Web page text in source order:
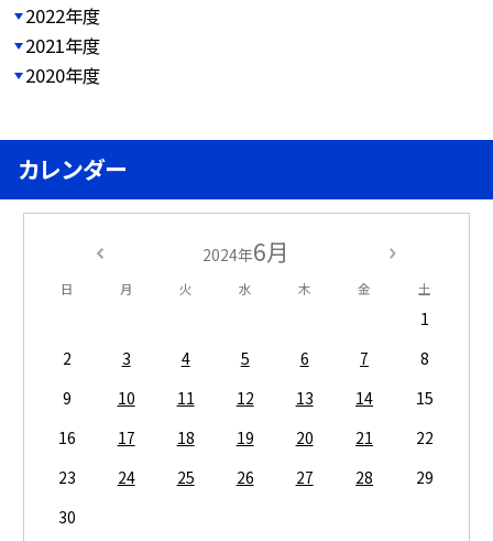
2022年度
2021年度
2020年度
カレンダー
2024年6月
日 月 火 水 木 金 土
1
2
3 4 5 6 7
8
9
10 11 12 13 14
15
16
17 18 19 20 21
22
23
24 25 26 27 28
29
30